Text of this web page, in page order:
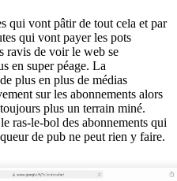
qui vont pâtir de tout cela et par
qui vont payer les pots
ravis de voir le web se
en super péage. La
plus en plus de médias
sur les abonnements alors
plus un terrain miné.
ras-le-bol des abonnements qui
de pub ne peut rien y faire.